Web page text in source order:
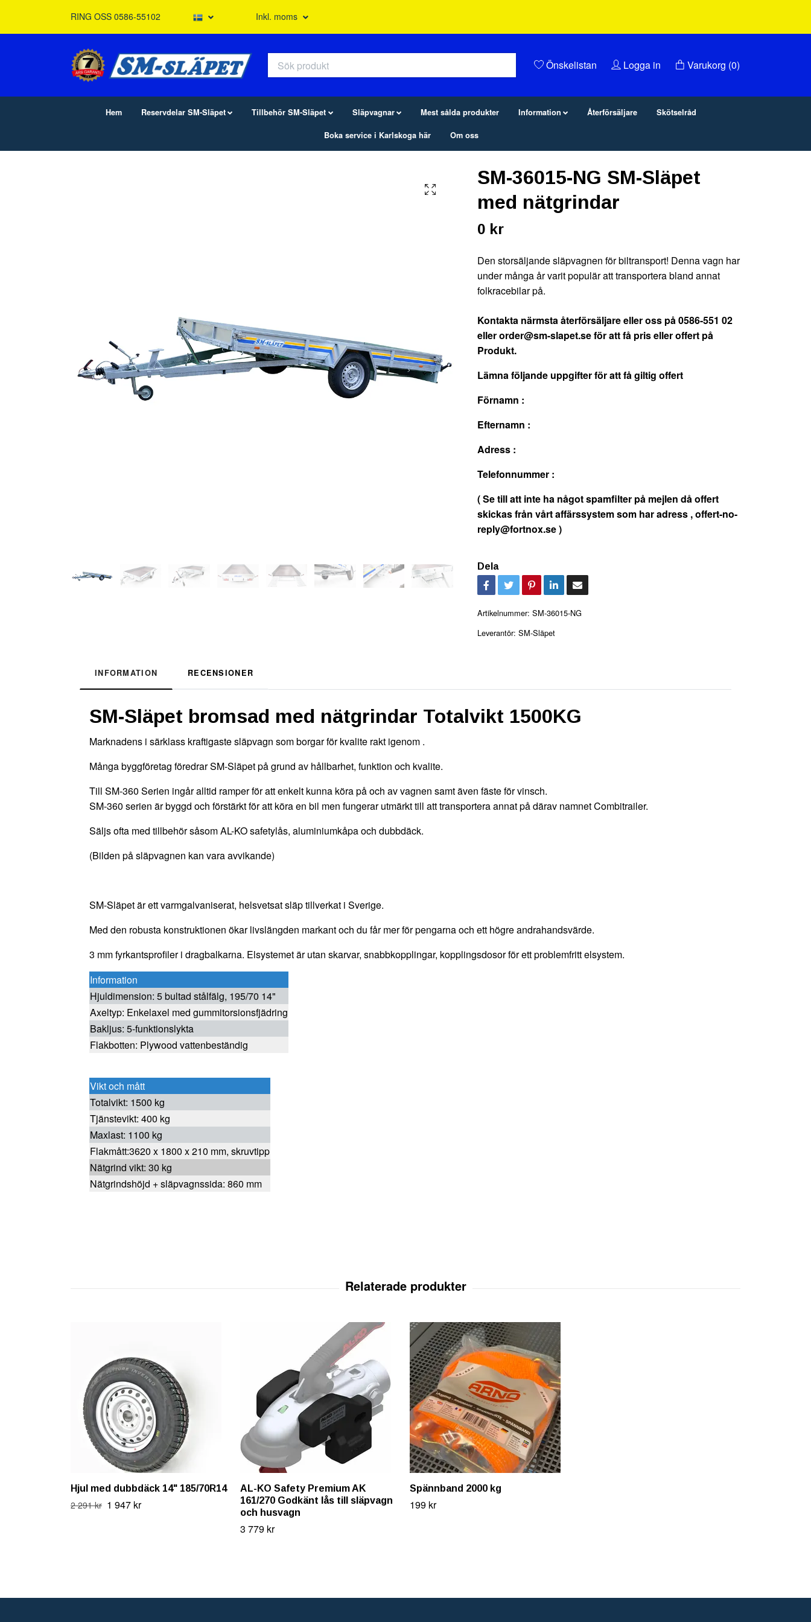
RING OSS 0586-55102 Inkl. moms
Önskelistan Logga in Varukorg (0)
Hem Reservdelar SM-Släpet Tillbehör SM-Släpet Släpvagnar Mest sålda produkter Information Återförsäljare Skötselråd
Boka service i Karlskoga här Om oss
SM-36015-NG SM-Släpet
med nätgrindar
0 kr
Den storsäljande släpvagnen för biltransport! Denna vagn har
under många år varit populär att transportera bland annat
folkracebilar på.
Kontakta närmsta återförsäljare eller oss på 0586-551 02
ellerorder@sm-slapet.seför att få pris eller offert på
Produkt.
Lämna följande uppgifter för att få giltig offert
Förnamn :
Efternamn :
Adress :
Telefonnummer :
( Se till att inte ha något spamfilter på mejlen då offert
skickas från vårt affärssystem som har adress ,offert-no-
reply@fortnox.se)
Dela
Artikelnummer: SM-36015-NG
Leverantör: SM-Släpet
INFORMATION RECENSIONER
SM-Släpet bromsad med nätgrindar Totalvikt 1500KG
Marknadens i särklass kraftigaste släpvagn som borgar för kvalite rakt igenom .
Många byggföretag föredrar SM-Släpet på grund av hållbarhet, funktion och kvalite.
Till SM-360 Serien ingår alltid ramper för att enkelt kunna köra på och av vagnen samt även fäste för vinsch.
SM-360 serien är byggd och förstärkt för att köra en bil men fungerar utmärkt till att transportera annat på därav namnet Combitrailer.
Säljs ofta med tillbehör såsom AL-KO safetylås, aluminiumkåpa och dubbdäck.
(Bilden på släpvagnen kan vara avvikande)
SM-Släpet är ett varmgalvaniserat, helsvetsat släp tillverkat i Sverige.
Med den robusta konstruktionen ökar livslängden markant och du får mer för pengarna och ett högre andrahandsvärde.
3 mm fyrkantsprofiler i dragbalkarna. Elsystemet är utan skarvar, snabbkopplingar, kopplingsdosor för ett problemfritt elsystem.
Information
Hjuldimension: 5 bultad stålfälg, 195/70 14"
Axeltyp: Enkelaxel med gummitorsionsfjädring
Bakljus: 5-funktionslykta
Flakbotten: Plywood vattenbeständig
Vikt och mått
Totalvikt: 1500 kg
Tjänstevikt: 400 kg
Maxlast: 1100 kg
Flakmått:3620 x 1800 x 210 mm, skruvtipp
Nätgrind vikt: 30 kg
Nätgrindshöjd + släpvagnssida: 860 mm
Hjul med dubbdäck 14" 185/70R14
2 291 kr 1 947 kr
AL-KO Safety Premium AK
161/270 Godkänt lås till släpvagn
och husvagn
3 779 kr
Spännband 2000 kg
199 kr